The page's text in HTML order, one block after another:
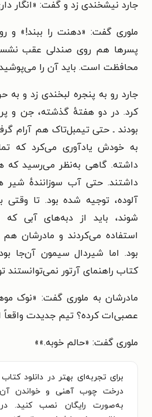
جارد نیشخندی زد و گفت: «انگار
ملوری گفت: «دهنت را ببند!»
پسرها هم روی صندلی عقب
محافظت است. باید آن را
جارد رو به پنجره لبخندی زد و
کرد. در دو هفتهٔ گذشته، جن و
بودند ـ حتی تیمبل‌تاک هم آرام
به خودش یادآوری می‌کرد که
داشته. گاهی به‌نظر می‌رسید که
داشتند. حتی آب سوزانندهٔ شیر
آلوده، توجیه شده بود. تا
شوند، باید از دبه‌های آبی که
استفاده می‌کردند و مادرشان
بود. اما شیردال سیمون آن‌جا
کتاب راهنمای آرتور نمی‌توانستند
مادرشان به ملوری گفت: «نوک
عصبی‌ات کرده؟ تیم جدیدت
ملوری گفت: «حالم خوبه.»»
برای تجربه‌ای بهتر در دانلود
درخت چوب آهنی و خواندن
به‌صورت رایگان نصب کنید. در